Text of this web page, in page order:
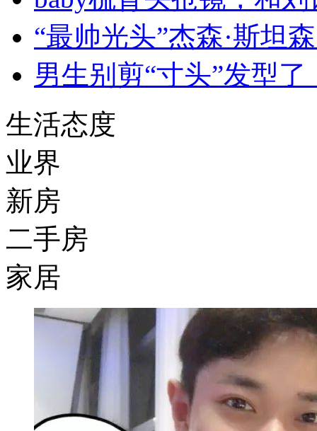
“最帅光头”杰森·斯坦
男生别剪“寸头”发型了
生活态度
业界
新房
二手房
家居